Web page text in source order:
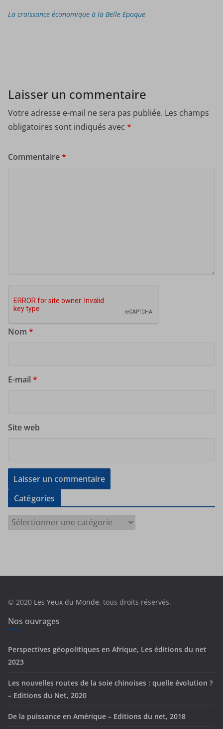
La croissance économique à la Belle Epoque
Laisser un commentaire
Votre adresse e-mail ne sera pas publiée. Les champs
obligatoires sont indiqués avec *
Commentaire*
Nom *
E-mail *
Site web
Catégories
a
e
s
© 2020 Les Yeux du Monde, tous droits réservés.
Nos ouvrages
Perspectives géopolitiques en Afrique, Les éditions du net
2023
Les nouvelles routes de la soie chinoises : quelle évolution ?
– Editions du Net, 2020
De la puissance en Amérique – Editions du net, 2018